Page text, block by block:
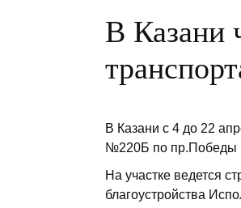
В Казани
В Казани с 4 до 22
№220Б по пр.Победы
На участке ведется
благоустройства